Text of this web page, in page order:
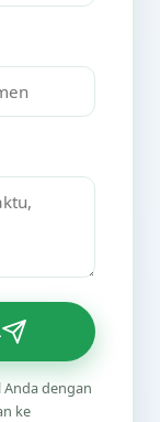
dengan
ke